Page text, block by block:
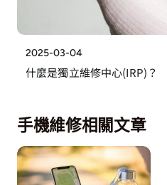
2025-03-04
什麼是獨立維修中心(IRP)？
手機維修相關文章